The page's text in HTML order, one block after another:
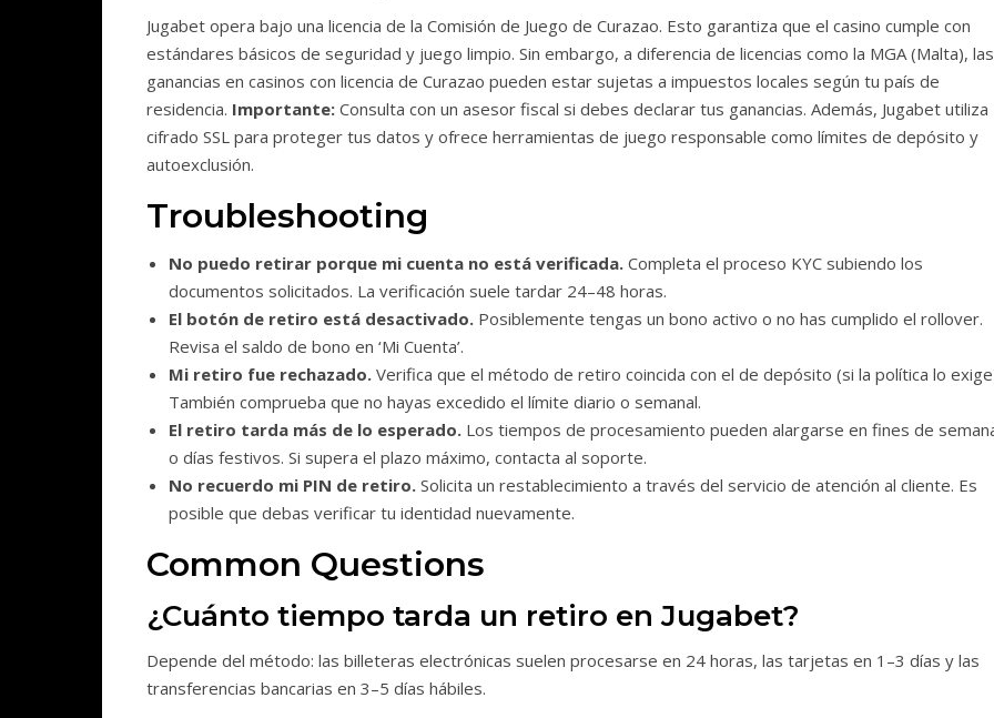
Jugabet opera bajo una licencia de la Comisión de Juego de Curazao. Esto garantiza que el casino cumple con
estándares básicos de seguridad y juego limpio. Sin embargo, a diferencia de licencias como la MGA (Malta), las
ganancias en casinos con licencia de Curazao pueden estar sujetas a impuestos locales según tu país de
residencia. Importante: Consulta con un asesor fiscal si debes declarar tus ganancias. Además, Jugabet utiliza
cifrado SSL para proteger tus datos y ofrece herramientas de juego responsable como límites de depósito y
autoexclusión.
Troubleshooting
No puedo retirar porque mi cuenta no está verificada. Completa el proceso KYC subiendo los
documentos solicitados. La verificación suele tardar 24–48 horas.
El botón de retiro está desactivado. Posiblemente tengas un bono activo o no has cumplido el rollover.
Revisa el saldo de bono en ‘Mi Cuenta’.
Mi retiro fue rechazado. Verifica que el método de retiro coincida con el de depósito (si la política lo
También comprueba que no hayas excedido el límite diario o semanal.
El retiro tarda más de lo esperado. Los tiempos de procesamiento pueden alargarse en fines de
o días festivos. Si supera el plazo máximo, contacta al soporte.
No recuerdo mi PIN de retiro. Solicita un restablecimiento a través del servicio de atención al cliente. Es
posible que debas verificar tu identidad nuevamente.
Common Questions
¿Cuánto tiempo tarda un retiro en Jugabet?
Depende del método: las billeteras electrónicas suelen procesarse en 24 horas, las tarjetas en 1–3 días y las
transferencias bancarias en 3–5 días hábiles.